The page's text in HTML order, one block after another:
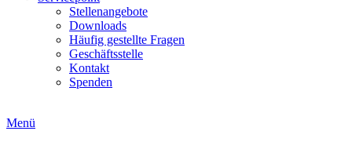
Stellenangebote
Downloads
Häufig gestellte Fragen
Geschäftsstelle
Kontakt
Spenden
Menü